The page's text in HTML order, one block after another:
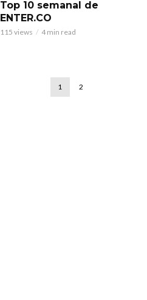
Top 10 semanal de
ENTER.CO
115 views 4 min read
1 2